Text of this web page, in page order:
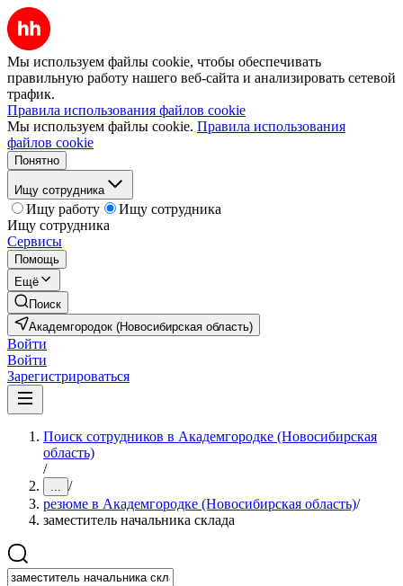
Мы используем файлы cookie, чтобы обеспечивать
правильную работу нашего веб-сайта и анализировать сетевой
трафик.
Правила использования файлов cookie
Мы используем файлы cookie. Правила использования
файлов cookie
Понятно
Ищу сотрудника
Ищу работу
Ищу сотрудника
Ищу сотрудника
Сервисы
Помощь
Ещё
Поиск
Академгородок (Новосибирская область)
Войти
Войти
Зарегистрироваться
Поиск сотрудников в Академгородке (Новосибирская
область)
/
... /
резюме в Академгородке (Новосибирская область)/
заместитель начальника склада